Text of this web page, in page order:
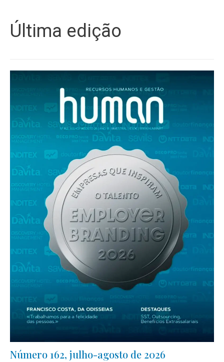
Última edição
Número 162, julho-agosto de 2026